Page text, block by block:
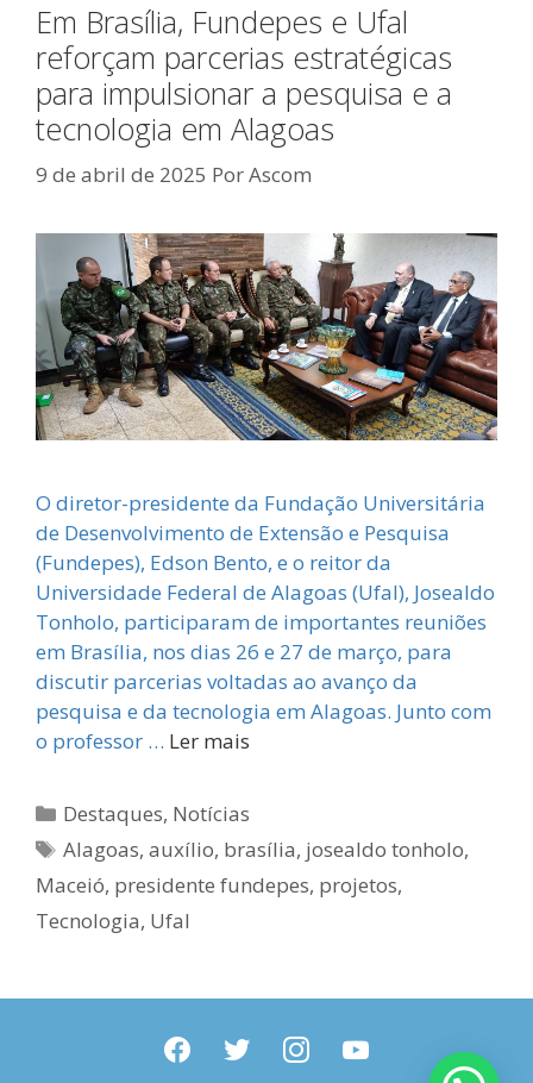
Em Brasília, Fundepes e Ufal
reforçam parcerias estratégicas
para impulsionar a pesquisa e a
tecnologia em Alagoas
9 de abril de 2025 PorAscom
O diretor-presidente da Fundação Universitária
de Desenvolvimento de Extensão e Pesquisa
(Fundepes), Edson Bento, e o reitor da
Universidade Federal de Alagoas (Ufal), Josealdo
Tonholo, participaram de importantes reuniões
em Brasília, nos dias 26 e 27 de março, para
discutir parcerias voltadas ao avanço da
pesquisa e da tecnologia em Alagoas. Junto com
o professor … Ler mais
Categorias
Destaques, Notícias
Tags
Alagoas,auxílio, brasília, josealdo tonholo,
Maceió, presidente fundepes, projetos,
Tecnologia, Ufal
facebooktwitter instagramyoutube